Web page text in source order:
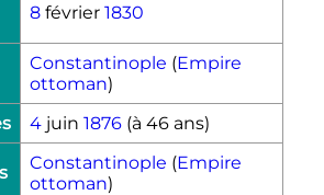
8 février 1830
Constantinople (Empire
ottoman)
4 juin 1876 (à 46 ans)
Constantinople (Empire
ottoman)